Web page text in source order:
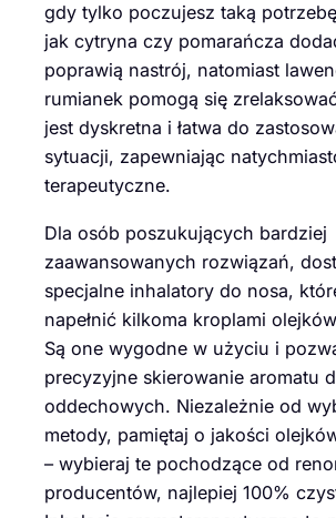
gdy tylko poczujesz taką
jak cytryna czy pomarańcza
poprawią nastrój, natomiast
rumianek pomogą się
jest dyskretna i łatwa do
sytuacji, zapewniając
terapeutyczne.
Dla osób poszukujących bardziej
zaawansowanych rozwiązań,
specjalne inhalatory do nosa,
napełnić kilkoma kroplami
Są one wygodne w użyciu i
precyzyjne skierowanie aromatu
oddechowych. Niezależnie od
metody, pamiętaj o jakości
– wybieraj te pochodzące od
producentów, najlepiej 100%